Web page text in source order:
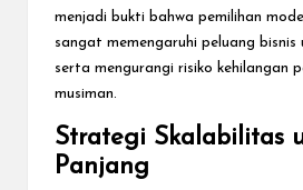
menjadi bukti bahwa pemilihan
sangat memengaruhi peluang bisnis
serta mengurangi risiko kehilangan
musiman.
Strategi Skalabilitas
Panjang